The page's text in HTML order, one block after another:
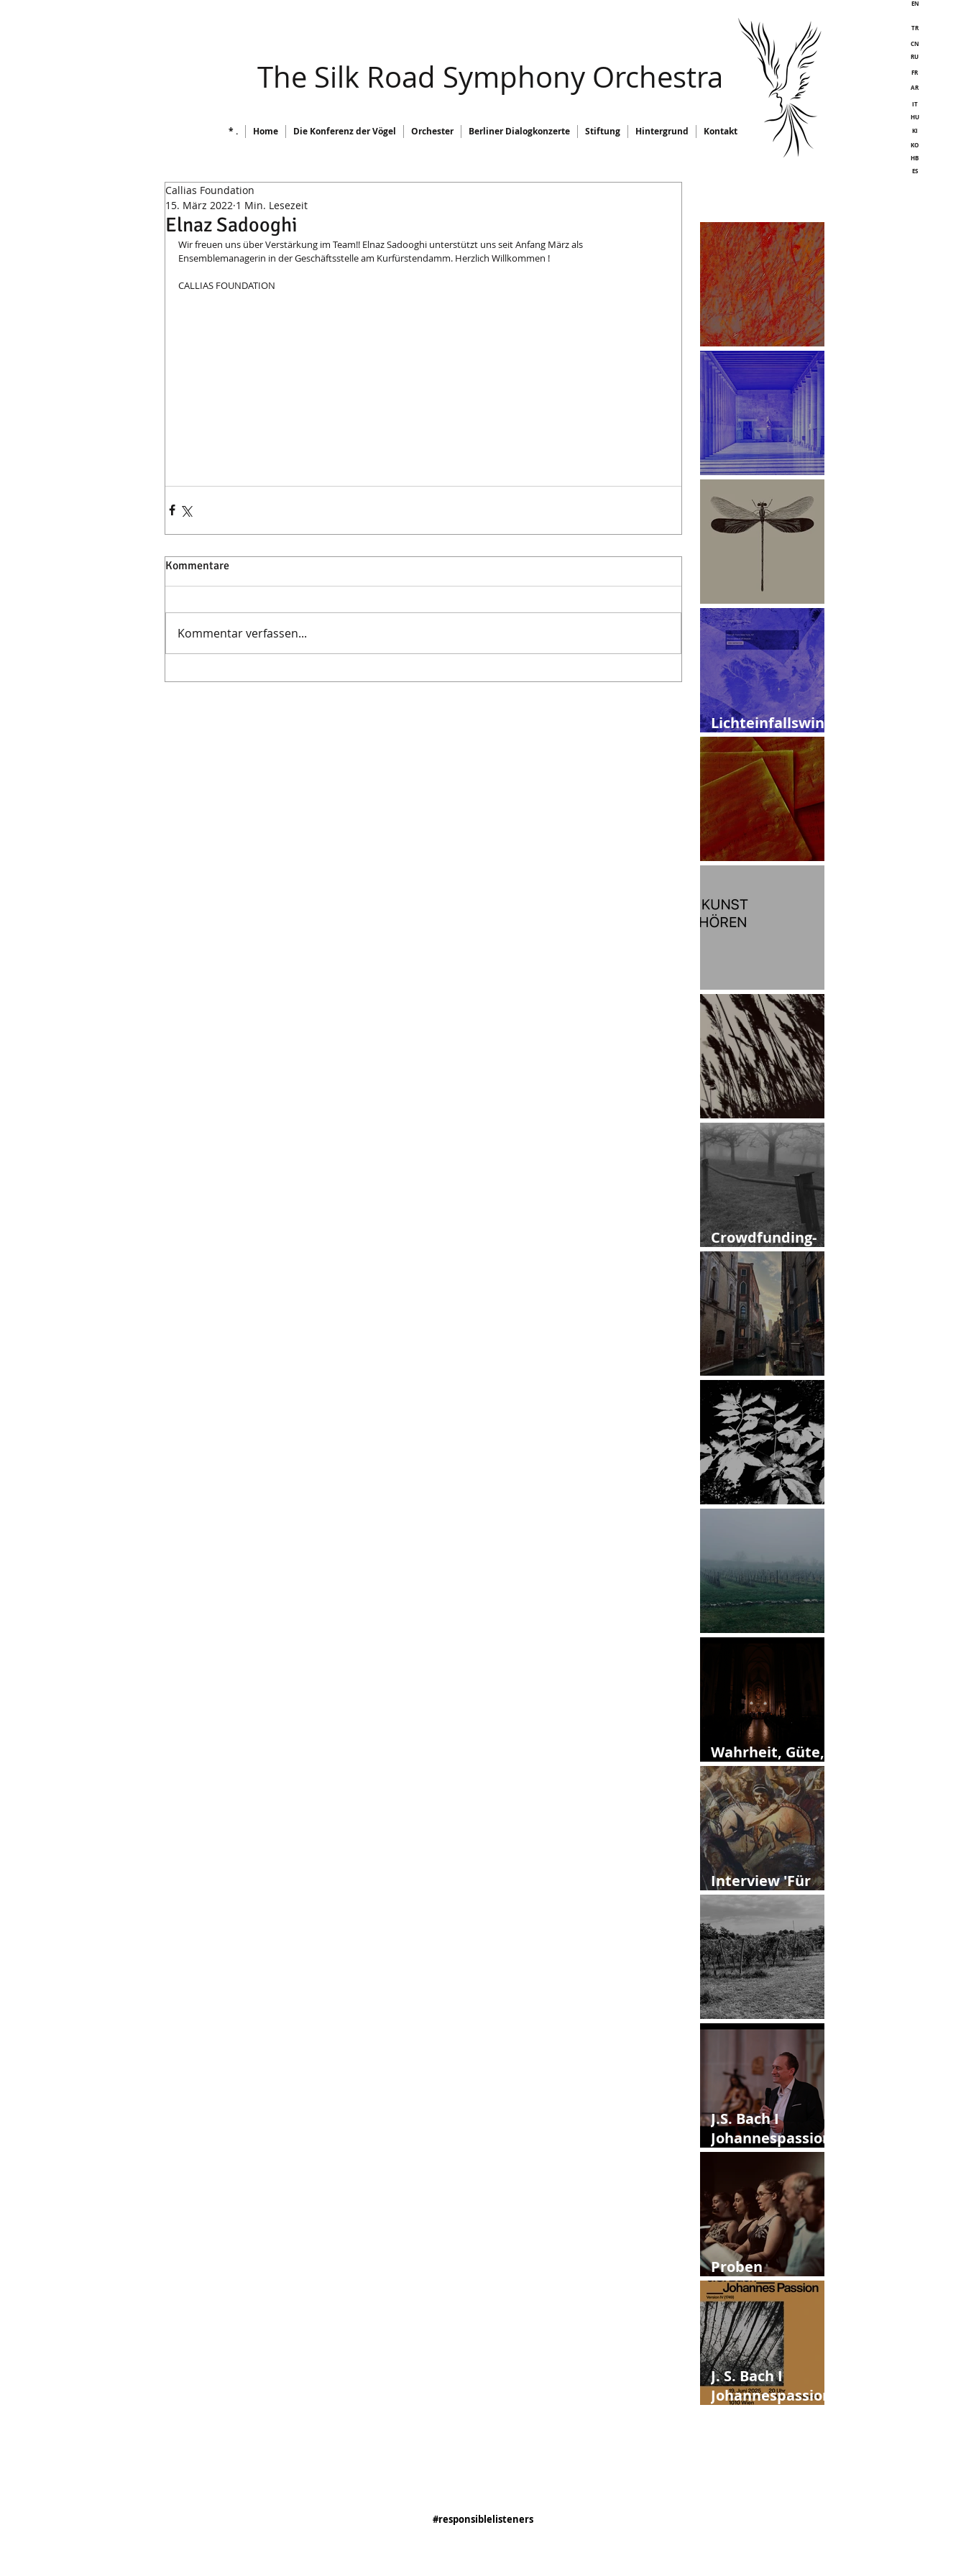
​ The Silk Road Symphony Orchestra
* . Home Die Konferenz der Vögel Orchester Berliner Dialogkonzerte Stiftung Hintergrund Kontakt
EN
TR
CN
RU
FR
AR
IT
HU
KI
KO
HB
ES
Elnaz Sadooghi
Callias Foundation
15. März 2022 1 Min. Lesezeit
Wir freuen uns über Verstärkung im Team!! Elnaz Sadooghi unterstützt uns seit Anfang März als
Ensemblemanagerin in der Geschäftsstelle am Kurfürstendamm. Herzlich Willkommen !  ­
CALLIAS FOUNDATION
Kommentare
Kommentar verfassen...
White Paper
Stoa des Attalos
Libelle
Lichteinfallswink
el
Skizzen
Leitmotiv
März
Crowdfunding-
Kampagne
Venedig
ESRCF
13. Callias Abend
Wahrheit, Güte,
Schönheit?
Interview 'Für
Vielfalt'
12. Callias Abend
J.S. Bach I
Johannespassion
I Version IV
Proben
Johannespassion
J. S. Bach I
Johannespassion
#responsiblelisteners